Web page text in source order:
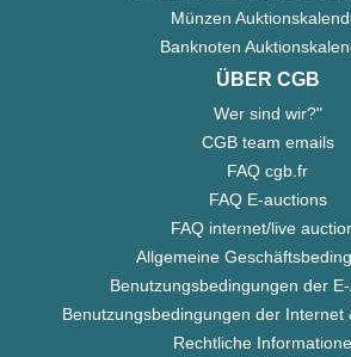
Münzen
Banknoten
ÜBER CGB
Wer sind wir?"
CGB team emails
FAQ cgb.fr
FAQ E-auctions
FAQ internet/live
Allgemeine
Benutzungsbedingungen der
Benutzungsbedingungen der Internet
Rechtliche